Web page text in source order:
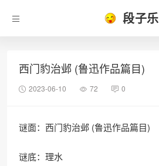
段子乐
西门豹治邺 (鲁迅作品篇目)
2023-06-10 72 0
谜面：西门豹治邺 (鲁迅作品篇目)
谜底：理水